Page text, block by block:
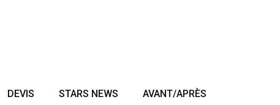
DEVIS STARS NEWS AVANT/APRÈS